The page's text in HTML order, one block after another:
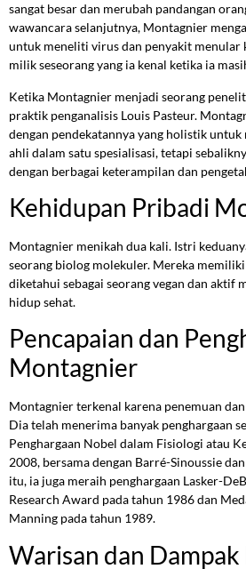
sangat besar dan merubah pandangan
wawancara selanjutnya, Montagnier
untuk meneliti virus dan penyakit menular
milik seseorang yang ia kenal ketika ia
Ketika Montagnier menjadi seorang
praktik penganalisis Louis Pasteur.
dengan pendekatannya yang holistik untuk
ahli dalam satu spesialisasi, tetapi
dengan berbagai keterampilan dan
Kehidupan Pribadi
Montagnier menikah dua kali. Istri
seorang biolog molekuler. Mereka
diketahui sebagai seorang vegan dan aktif
hidup sehat.
Pencapaian dan
Montagnier
Montagnier terkenal karena penemuan
Dia telah menerima banyak penghargaan
Penghargaan Nobel dalam Fisiologi atau
2008, bersama dengan Barré-Sinoussie
itu, ia juga meraih penghargaan Lasker-
Research Award pada tahun 1986 dan
Manning pada tahun 1989.
Warisan dan Dampak